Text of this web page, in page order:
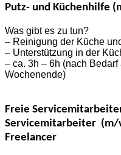
Putz- und Küchenhilfe
Was gibt es zu tun?
– Reinigung der Küche
– Unterstützung in der
– ca. 3h – 6h (nach
Wochenende)
Freie
Servicemitarbeiter
Freelancer